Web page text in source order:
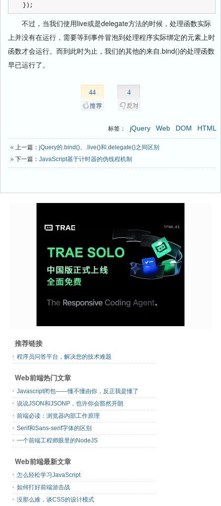
});
不过，当我们使用live或是delegate方法的时候，处理函数实际
上并没有在运行，需要等到事件冒泡到处理程序实际绑定的元素上时
函数才会运行。而到此时为止，我们的其他的来自.bind()的处理函数
早已运行了。
44 4
标签： jQuery Web DOM HTML
« 上一篇： jQuery的.bind()、.live()和.delegate()之间区别
» 下一篇： JavaScript基于计时器的伪线程机制
推荐链接
程序员问答平台，解决您的技术难题
Web前端热门文章
Javascript闭包——懂不懂由你，反正我是懂了
说说JSON和JSONP，也许你会豁然开朗
前端必读：浏览器内部工作原理
Serif和Sans-serif字体的区别
一个前端工程师眼里的NodeJS
Web前端最新文章
怎么轻松学习JavaScript
如何打好前端游击战
没那么难，谈CSS的设计模式